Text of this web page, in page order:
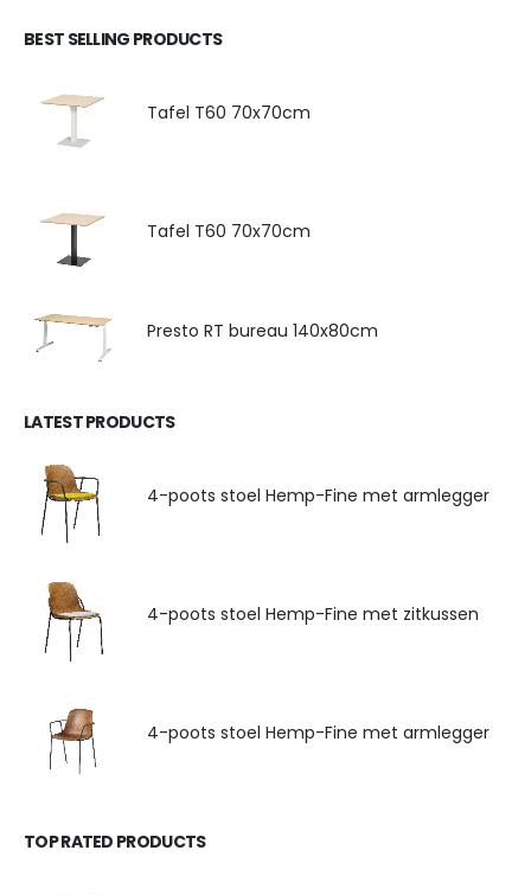
BEST SELLING PRODUCTS
Tafel T60 70x70cm
Tafel T60 70x70cm
Presto RT bureau 140x80cm
LATEST PRODUCTS
4-poots stoel Hemp-Fine met armlegger
4-poots stoel Hemp-Fine met zitkussen
4-poots stoel Hemp-Fine met armlegger
TOP RATED PRODUCTS